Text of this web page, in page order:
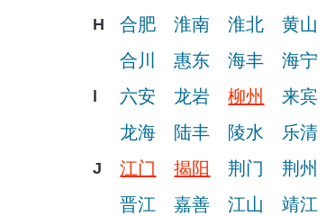
H 合肥 淮南 淮北 黄山
合川
惠东 海丰 海宁
六安 龙岩 柳州 来宾
龙海
陆丰 陵水 乐清
J 江门 揭阳 荆门 荆州
晋江
嘉善 江山 靖江